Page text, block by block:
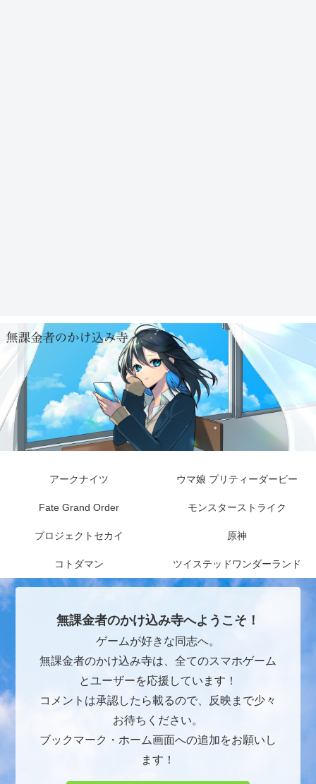
アークナイツ ウマ娘 プリティーダービー
Fate Grand Order モンスターストライク
プロジェクトセカイ 原神
コトダマン ツイステッドワンダーランド
無課金者のかけ込み寺へようこそ！
ゲームが好きな同志へ。
無課金者のかけ込み寺は、全てのスマホゲーム
とユーザーを応援しています！
コメントは承認したら載るので、反映まで少々
お待ちください。
ブックマーク・ホーム画面への追加をお願いし
ます！